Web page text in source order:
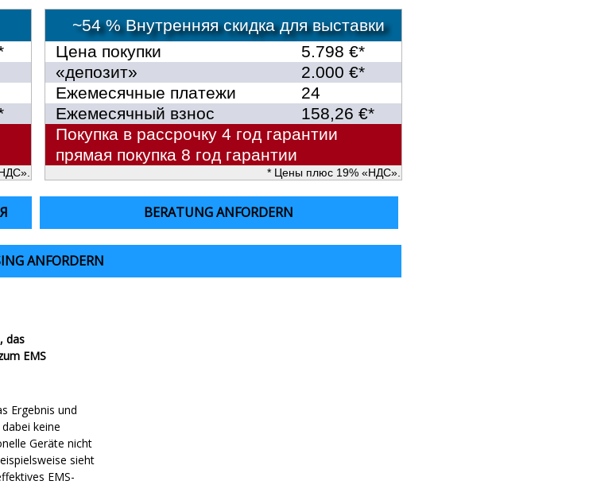
~54 % Внутренняя скидка для выставки
Цена покупки
5.798 €*
«депозит»
2.000 €*
Ежемесячные платежи
24
Ежемесячный взнос
158,26 €*
Покупка в рассрочку 4 год гарантии
прямая покупка 8 год гарантии
* Цены плюс 19% «НДС».
BERATUNG ANFORDERN
ANFORDERN
das
EMS
Ergebnis und
keine
Geräte nicht
sieht
EMS-